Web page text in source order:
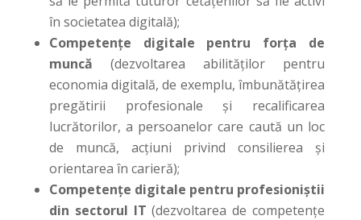
în societatea digitală);
Competențe digitale pentru forța de
muncă (dezvoltarea abilităților pentru
economia digitală, de exemplu, îmbunătățirea
pregătirii profesionale și recalificarea
lucrătorilor, a persoanelor care caută un loc
de muncă, acțiuni privind consilierea și
orientarea în carieră);
Competențe digitale pentru profesioniștii
din sectorul IT(dezvoltarea de competențe